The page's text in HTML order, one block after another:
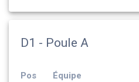
D1 - Poule A
Pos Équipe